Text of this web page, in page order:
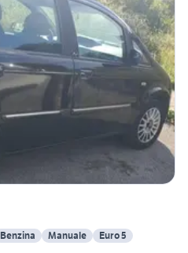
Benzina Manuale Euro 5